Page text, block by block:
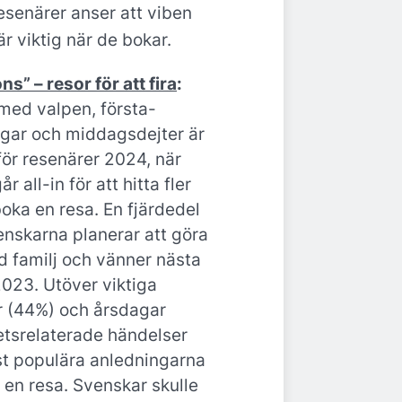
anser att viben
viktig när de bokar.
– resor för att fira:
valpen, första-
och middagsdejter är
resenärer 2024, när
all-in för att hitta fler
en resa. En fjärdedel
planerar att göra
familj och vänner nästa
Utöver viktiga
och årsdagar
händelser
populära anledningarna
resa. Svenskar skulle